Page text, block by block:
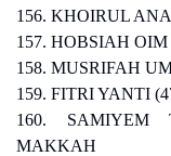
156. KHOIRUL
157. HOBSIAH
158. MUSRIFAH
159. FITRI YANTI
160. SAMIYEM
MAKKAH